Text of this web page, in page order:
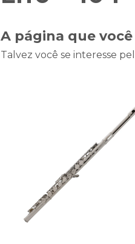
A página que
Talvez você se interesse